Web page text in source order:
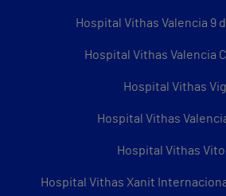
Hospital Vithas Valencia 9
Hospital Vithas Valencia
Hospital Vithas
Hospital Vithas
Hospital Vithas
Hospital Vithas Xanit